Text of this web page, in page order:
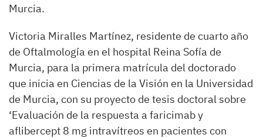
Murcia.
Victoria Miralles Martínez, residente de cuarto año
de Oftalmología en el hospital Reina Sofía de
Murcia, para la primera matrícula del doctorado
que inicia en Ciencias de la Visión en la Universidad
de Murcia, con su proyecto de tesis doctoral sobre
‘Evaluación de la respuesta a faricimab y
aflibercept 8 mg intravítreos en pacientes con